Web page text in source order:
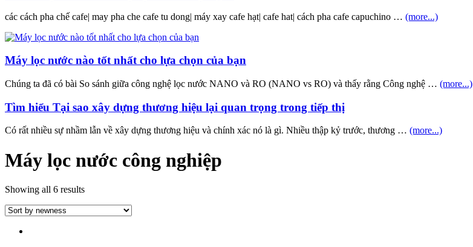
các cách pha chế cafe| may pha che cafe tu dong| máy xay cafe hạt| cafe hat| cách pha cafe capuchino … (more...)
Máy lọc nước nào tốt nhất cho lựa chọn của bạn
Chúng ta đã có bài So sánh giữa công nghệ lọc nước NANO và RO (NANO vs RO) và thấy rằng Công nghệ … (more...)
Tìm hiểu Tại sao xây dựng thương hiệu lại quan trọng trong tiếp thị
Có rất nhiều sự nhầm lẫn về xây dựng thương hiệu và chính xác nó là gì. Nhiều thập kỷ trước, thương … (more...)
Máy lọc nước công nghiệp
Showing all 6 results